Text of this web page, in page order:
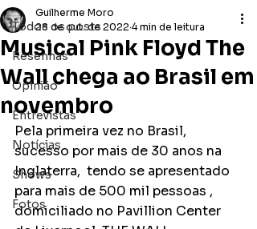
Todos os posts
Resenhas
Opinião
Entrevistas
Notícias
Shows
Fotos
Musical Pink Floyd The
Wall chega ao Brasil em
novembro
Guilherme Moro
28 de out. de 2022 4 min de leitura
Pela primeira vez no Brasil,
sucesso por mais de 30 anos na
Inglaterra,  tendo se apresentado
para mais de 500 mil pessoas ,
domiciliado no Pavillion Center